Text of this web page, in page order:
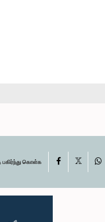
கொள்க Facebook